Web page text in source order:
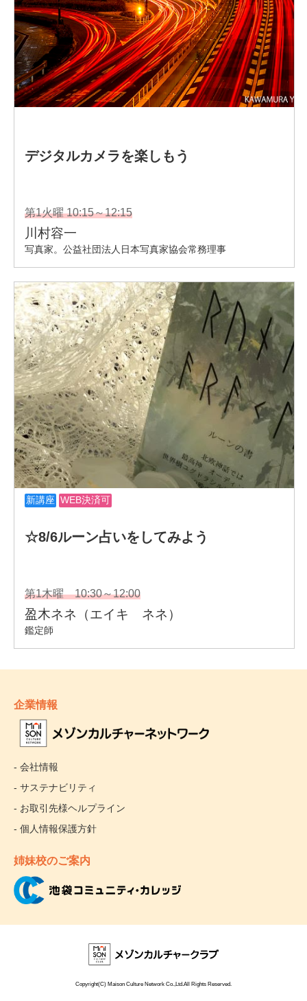
企業情報
- 会社情報
- サステナビリティ
- お取引先様ヘルプライン
- 個人情報保護方針
姉妹校のご案内
Copyright(C) Maison Culture Network Co.,Ltd.All Rights Reserved.